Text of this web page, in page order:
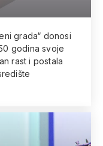
grada“ donosi
godina svoje
rast i postala